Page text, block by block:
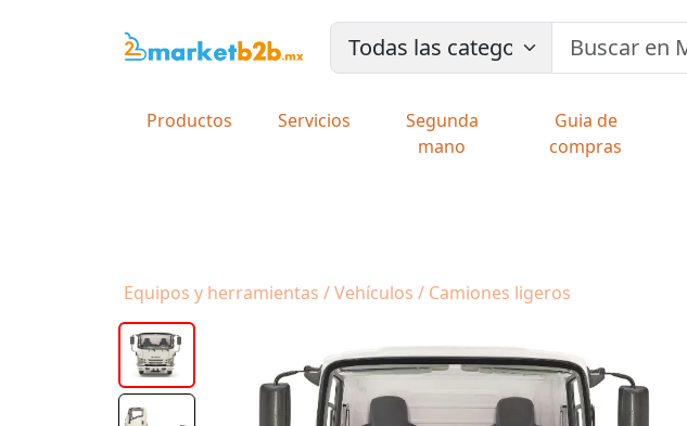
Productos Servicios
Segunda
mano
Guia de
compras
Equipos y herramientas / Vehículos / Camiones ligeros